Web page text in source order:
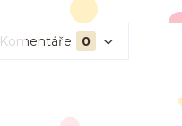
Komentáře 0